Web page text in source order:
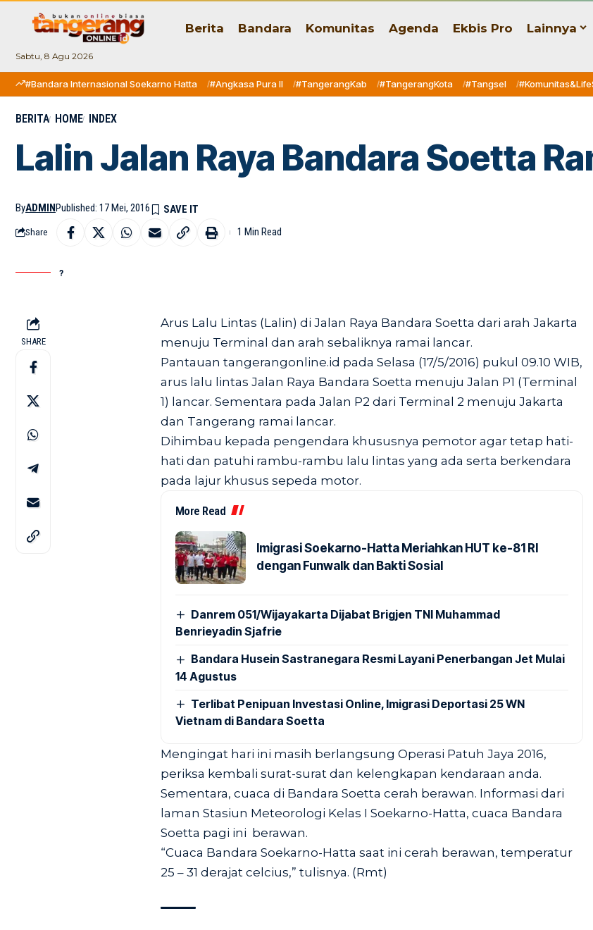
Sabtu, 8 Agu 2026
Berita Bandara Komunitas Agenda Ekbis Pro Lainnya
#Bandara Internasional Soekarno Hatta #Angkasa Pura II #TangerangKab #TangerangKota #Tangsel
BERITA HOME INDEX
Lalin Jalan Raya Bandara Soetta
ByADMINPublished: 17 Mei, 2016
Share 1 Min Read
?
SHARE
Arus Lalu Lintas (Lalin) di Jalan Raya Bandara Soetta dari arah Jakarta
menuju Terminal dan arah sebaliknya ramai lancar.
Pantauan tangerangonline.id pada Selasa (17/5/2016) pukul 09.10 WIB,
arus lalu lintas Jalan Raya Bandara Soetta menuju Jalan P1 (Terminal
1) lancar. Sementara pada Jalan P2 dari Terminal 2 menuju Jakarta
dan Tangerang ramai lancar.
Dihimbau kepada pengendara khususnya pemotor agar tetap hati-
hati dan patuhi rambu-rambu lalu lintas yang ada serta berkendara
pada lajur khusus sepeda motor.
More Read
Imigrasi Soekarno-Hatta Meriahkan HUT ke-81 RI
dengan Funwalk dan Bakti Sosial
Danrem 051/Wijayakarta Dijabat Brigjen TNI Muhammad
Benrieyadin Sjafrie
Bandara Husein Sastranegara Resmi Layani Penerbangan Jet Mulai
14 Agustus
Terlibat Penipuan Investasi Online, Imigrasi Deportasi 25 WN
Vietnam di Bandara Soetta
Mengingat hari ini masih berlangsung Operasi Patuh Jaya 2016,
periksa kembali surat-surat dan kelengkapan kendaraan anda.
Sementara, cuaca di Bandara Soetta cerah berawan. Informasi dari
laman Stasiun Meteorologi Kelas I Soekarno-Hatta, cuaca Bandara
Soetta pagi ini berawan.
“Cuaca Bandara Soekarno-Hatta saat ini cerah berawan, temperatur
25 – 31 derajat celcius,” tulisnya. (Rmt)